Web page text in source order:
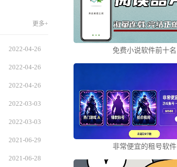
更多+
2022-04-26
2022-04-26
2022-04-26
2022-03-03
2022-03-03
2021-06-29
2021-06-28
免费小说软件前十名
非常便宜的租号软件